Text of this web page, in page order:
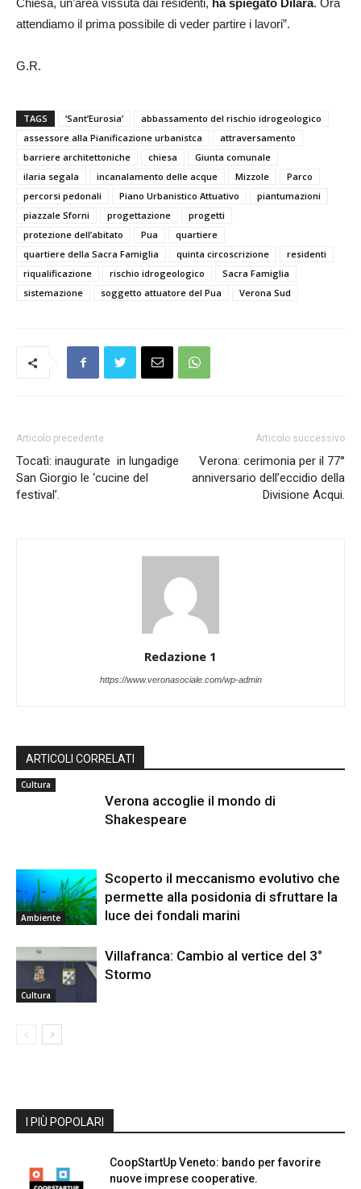
Chiesa, un’area vissuta dai residenti, ha spiegato Dilara. Ora
attendiamo il prima possibile di veder partire i lavori”.
G.R.
TAGS ‘Sant’Eurosia’
abbassamento del rischio idrogeologico
assessore alla Pianificazione urbanistca
attraversamento
barriere architettoniche
chiesa
Giunta comunale
ilaria segala
incanalamento delle acque Mizzole
Parco
percorsi pedonali
Piano Urbanistico Attuativo
piantumazioni
piazzale Sforni
progettazione
progetti
protezione dell’abitato
Pua
quartiere
quartiere della Sacra Famiglia
quinta circoscrizione
residenti
riqualificazione
rischio idrogeologico
Sacra Famiglia
sistemazione
soggetto attuatore del Pua Verona Sud
Articolo precedente
Tocatì: inaugurate in lungadige
San Giorgio le ‘cucine del
festival’.
Articolo successivo
Verona: cerimonia per il 77°
anniversario dell’eccidio della
Divisione Acqui.
Redazione 1
https://www.veronasociale.com/wp-admin
ARTICOLI CORRELATI
Cultura
Verona accoglie il mondo di
Shakespeare
Ambiente
Scoperto il meccanismo evolutivo che
permette alla posidonia di sfruttare la
luce dei fondali marini
Cultura
Villafranca: Cambio al vertice del 3°
Stormo
I PIÙ POPOLARI
CoopStartUp Veneto: bando per favorire
nuove imprese cooperative.